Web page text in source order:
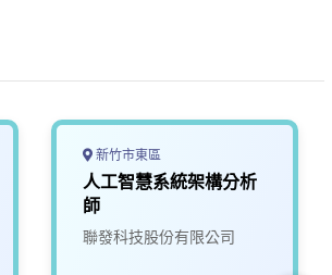
新竹市東區
人工智慧系統架構分析
師
聯發科技股份有限公司